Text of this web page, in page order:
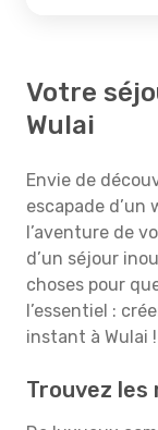
Votre
Wulai
Envie de
escapade d’un
l’aventure de
d’un séjour
choses pour
l’essentiel :
instant à Wulai !
Trouvez les